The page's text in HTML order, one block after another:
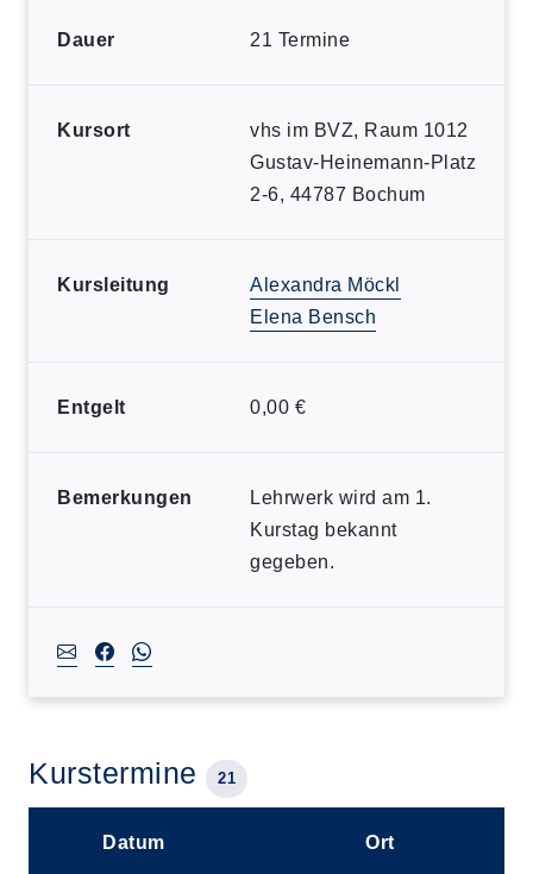
Dauer 21 Termine
Kursort
vhs im BVZ, Raum 1012
Gustav-Heinemann-Platz
2-6, 44787 Bochum
Kursleitung
Alexandra Möckl
Elena Bensch
Entgelt 0,00 €
Bemerkungen
Lehrwerk wird am 1.
Kurstag bekannt
gegeben.
Kurstermine 21
Datum Ort